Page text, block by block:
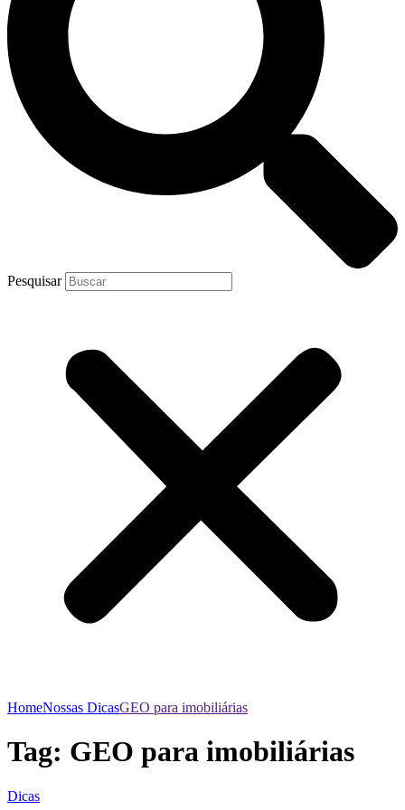
Pesquisar
HomeNossas DicasGEO para imobiliárias
Tag: GEO para imobiliárias
Dicas